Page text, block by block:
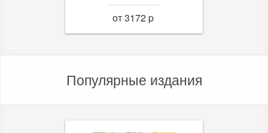
от 3172 p
Популярные издания